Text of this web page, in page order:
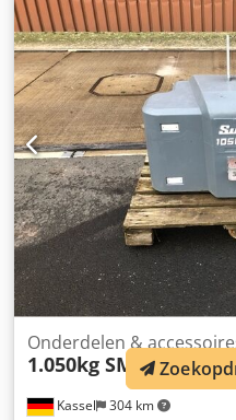
Kassel 304 km
Onderdelen &
1.050kg SM